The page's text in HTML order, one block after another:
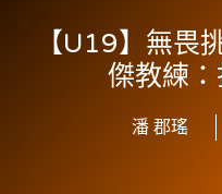
【U19】無畏
傑教練
潘 郡瑤